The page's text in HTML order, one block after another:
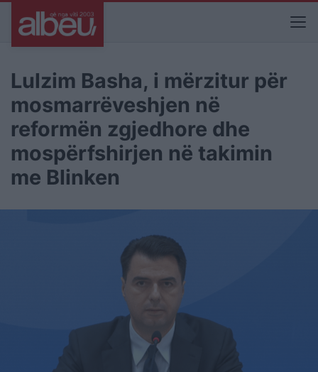
Lulzim Basha, i mërzitur për
mosmarrëveshjen në
reformën zgjedhore dhe
mospërfshirjen në takimin
me Blinken